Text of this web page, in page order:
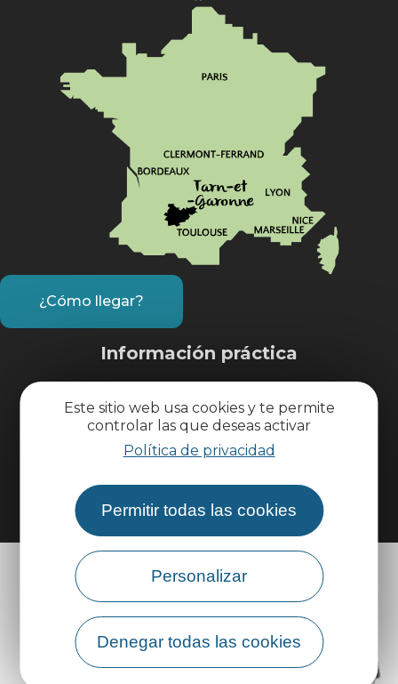
Este sitio web usa cookies y te permite
controlar las que deseas activar
Política de privacidad
Permitir todas las cookies
Personalizar
Denegar todas las cookies
¿Cómo llegar?
Información práctica
Área profesional
Área de grupo